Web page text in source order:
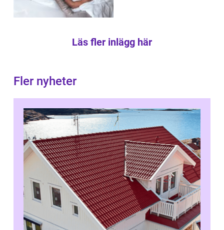
Läs fler inlägg här
Fler nyheter